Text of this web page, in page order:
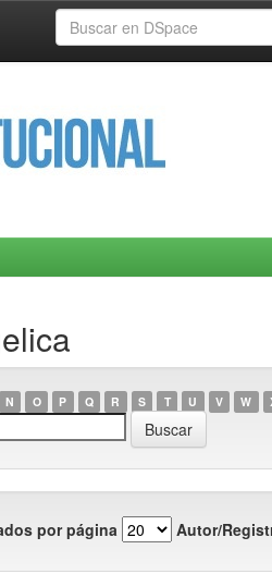
N O P Q R S T U V W
por página Autor/